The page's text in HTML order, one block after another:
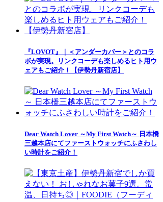
『LOVOT』｜＜アンダーカバー＞とのコラ
ボが実現。リンクコーデも楽しめるヒト用ウ
ェアもご紹介！【伊勢丹新宿店】
Dear Watch Lover ～My First Watch～ 日本橋
三越本店にてファーストウォッチにふさわし
い時計をご紹介！